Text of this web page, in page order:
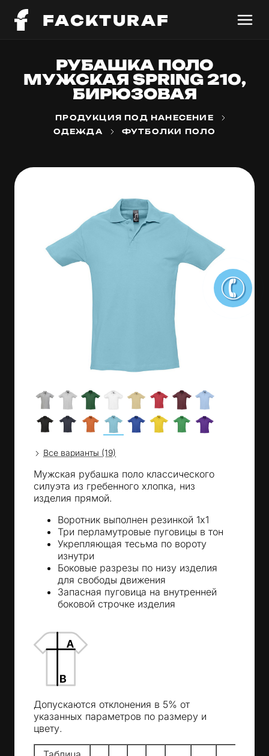
FACKTURAF
РУБАШКА ПОЛО
МУЖСКАЯ SPRING 210,
БИРЮЗОВАЯ
ПРОДУКЦИЯ ПОД НАНЕСЕНИЕ
ОДЕЖДА
ФУТБОЛКИ ПОЛО
Все варианты (19)
Мужская рубашка поло классического
силуэта из гребенного хлопка, низ
изделия прямой.
Воротник выполнен резинкой 1x1
Три перламутровые пуговицы в тон
Укрепляющая тесьма по вороту
изнутри
Боковые разрезы по низу изделия
для свободы движения
Запасная пуговица на внутренней
боковой строчке изделия
Допускаются отклонения в 5% от
указанных параметров по размеру и
цвету.